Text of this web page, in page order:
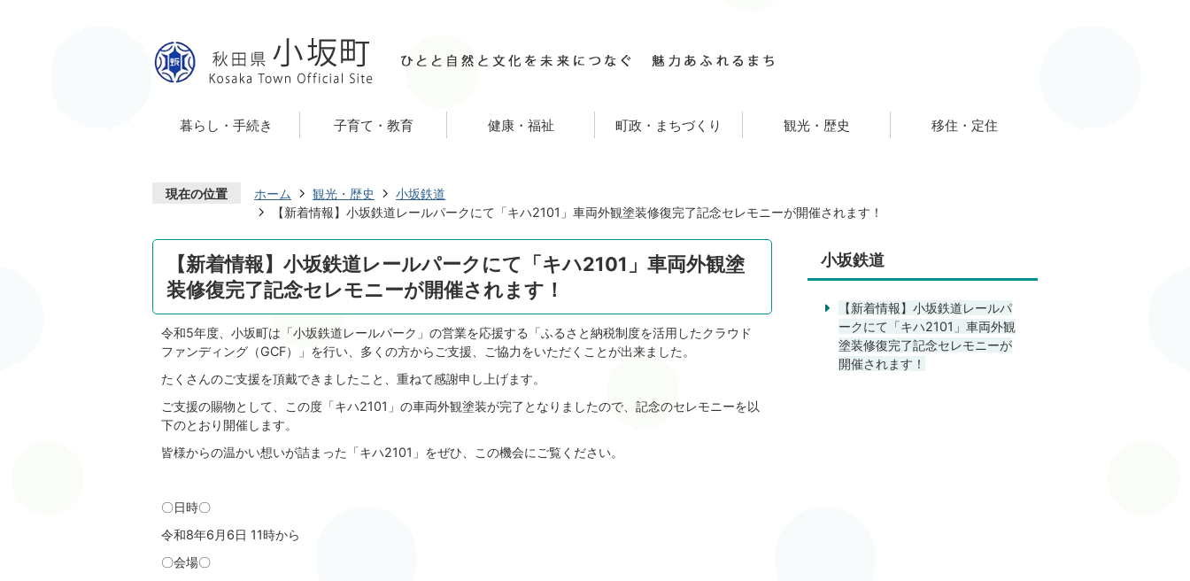
暮らし・手続き 子育て・教育 健康・福祉 町政・まちづくり 観光・歴史 移住・定住
現在の位置 ホーム 観光・歴史
小坂鉄道
【新着情報】小坂鉄道レールパークにて「キハ2101」車両外観塗装修復完了記念セレモニーが開催されます！
【新着情報】小坂鉄道レールパークにて「キハ2101」車両外観塗
装修復完了記念セレモニーが開催されます！
令和5年度、小坂町は「小坂鉄道レールパーク」の営業を応援する「ふるさと納税制度を活用したクラウド
ファンディング（GCF）」を行い、多くの方からご支援、ご協力をいただくことが出来ました。
たくさんのご支援を頂戴できましたこと、重ねて感謝申し上げます。
ご支援の賜物として、この度「キハ2101」の車両外観塗装が完了となりましたので、記念のセレモニーを以
下のとおり開催します。
皆様からの温かい想いが詰まった「キハ2101」をぜひ、この機会にご覧ください。
〇日時〇
令和8年6月6日 11時から
〇会場〇
小坂鉄道
【新着情報】小坂鉄道レールパ
ークにて「キハ2101」車両外観
塗装修復完了記念セレモニーが
開催されます！